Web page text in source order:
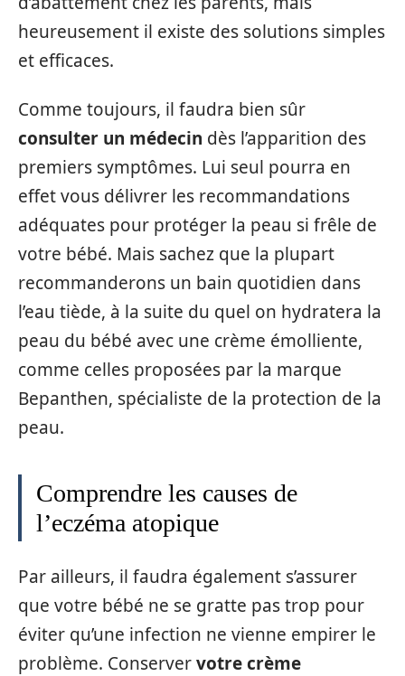
heureusement il existe des solutions simples
et efficaces.
Comme toujours, il faudra bien sûr
consulter un médecin dès l’apparition des
premiers symptômes. Lui seul pourra en
effet vous délivrer les recommandations
adéquates pour protéger la peau si frêle de
votre bébé. Mais sachez que la plupart
recommanderons un bain quotidien dans
l’eau tiède, à la suite du quel on hydratera la
peau du bébé avec une crème émolliente,
comme celles proposées par la marque
Bepanthen, spécialiste de la protection de la
peau.
Comprendre les causes de
l’eczéma atopique
Par ailleurs, il faudra également s’assurer
que votre bébé ne se gratte pas trop pour
éviter qu’une infection ne vienne empirer le
problème. Conservervotre crème